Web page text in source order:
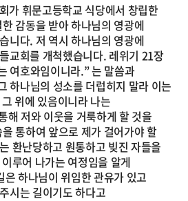
가 휘문고등학교 식당에서 창립한
감동을 받아 하나님의 영광에
니다. 저 역시 하나님의 영광에
교회를 개척했습니다. 레위기 21장
여호와임이니라.” 는 말씀과
하나님의 성소를 더럽히지 말라 이는
위에 있음이니라 나는
해 저와 이웃을 거룩하게 할 것을
통하여 앞으로 제가 걸어가야 할
환난당하고 원통하고 빚진 자들을
루어 나가는 여정임을 알게
하나님이 위임한 관유가 있고
시는 길이기도 하다고